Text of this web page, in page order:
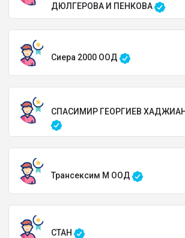
ДЮЛГЕРОВА И ПЕНКОВА
Сиера 2000 ООД
СПАСИМИР ГЕОРГИЕВ
Трансексим М ООД
СТАН